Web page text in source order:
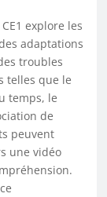
explore les
adaptations
troubles
telles que le
temps, le
de
peuvent
une vidéo